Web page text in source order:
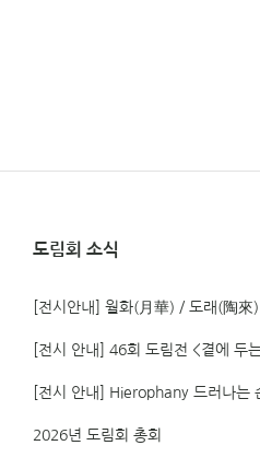
도림회 소식
[전시안내] 월화(月華) / 도래(陶來
[전시 안내] 46회 도림전 <곁에 두
[전시 안내] Hierophany 드러나는
2026년 도림회 총회